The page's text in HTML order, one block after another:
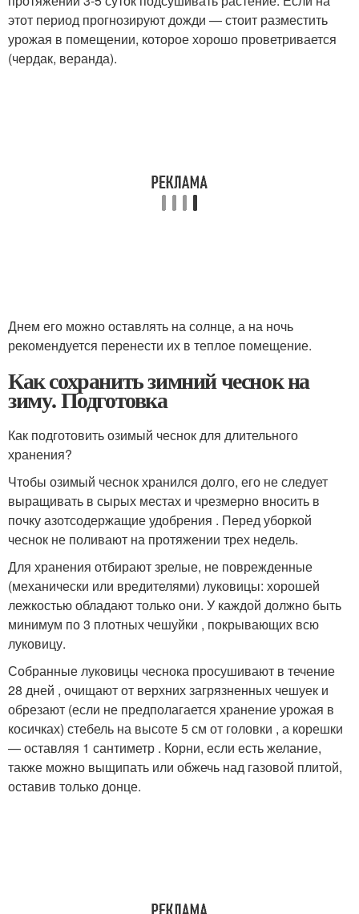
этот период прогнозируют дожди — стоит разместить
урожая в помещении, которое хорошо проветривается
(чердак, веранда).
Днем его можно оставлять на солнце, а на ночь
рекомендуется перенести их в теплое помещение.
Как сохранить зимний чеснок на
зиму. Подготовка
Как подготовить озимый чеснок для длительного
хранения?
Чтобы озимый чеснок хранился долго, его не следует
выращивать в сырых местах и чрезмерно вносить в
почку азотсодержащие удобрения . Перед уборкой
чеснок не поливают на протяжении трех недель.
Для хранения отбирают зрелые, не поврежденные
(механически или вредителями) луковицы: хорошей
лежкостью обладают только они. У каждой должно быть
минимум по 3 плотных чешуйки , покрывающих всю
луковицу.
Собранные луковицы чеснока просушивают в течение
28 дней , очищают от верхних загрязненных чешуек и
обрезают (если не предполагается хранение урожая в
косичках) стебель на высоте 5 см от головки , а корешки
— оставляя 1 сантиметр . Корни, если есть желание,
также можно выщипать или обжечь над газовой плитой,
оставив только донце.